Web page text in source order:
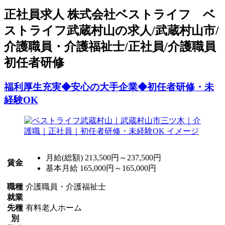
正社員求人 株式会社ベストライフ ベ
ストライフ武蔵村山の求人/武蔵村山市/
介護職員・介護福祉士/正社員/介護職員
初任者研修
福利厚生充実◆安心の大手企業◆初任者研修・未
経験OK
賃金
月給(総額) 213,500円～237,500円
基本月給 165,000円～165,000円
職種 介護職員・介護福祉士
就業
先種
別
有料老人ホーム